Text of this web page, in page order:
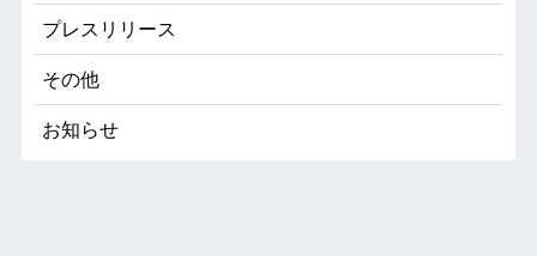
プレスリリース
その他
お知らせ